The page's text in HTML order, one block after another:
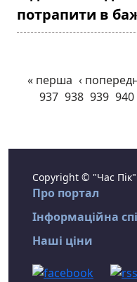
потрапити в
« перша ‹
937 938 939 940
Copyright © "Час
Про портал
Інформаційна
Наші ціни